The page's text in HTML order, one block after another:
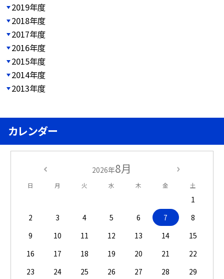
2019年度
2018年度
2017年度
2016年度
2015年度
2014年度
2013年度
カレンダー
2026年8月
日 月 火 水 木 金 土
1
2
3 4 5 6 7
8
9
10 11 12 13 14
15
16
17 18 19 20 21
22
23
24 25 26 27 28
29